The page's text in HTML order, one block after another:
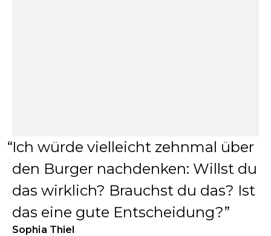
Ich würde vielleicht zehnmal über
den Burger nachdenken: Willst du
das wirklich? Brauchst du das? Ist
das eine gute Entscheidung?
Sophia Thiel